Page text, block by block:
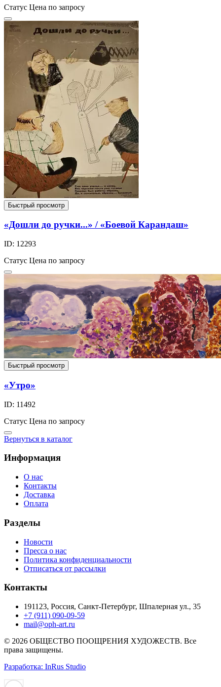
Статус Цена по запросу
Быстрый просмотр
«Дошли до ручки...» / «Боевой Карандаш»
ID: 12293
Статус Цена по запросу
Быстрый просмотр
«Утро»
ID: 11492
Статус Цена по запросу
Вернуться в каталог
Информация
О нас
Контакты
Доставка
Оплата
Разделы
Новости
Пресса о нас
Политика конфиденциальности
Отписаться от рассылки
Контакты
191123, Россия, Санкт-Петербург, Шпалерная ул., 35
+7 (911) 090-09-59
mail@oph-art.ru
© 2026 ОБЩЕСТВО ПООЩРЕНИЯ ХУДОЖЕСТВ. Все
права защищены.
Разработка: InRus Studio